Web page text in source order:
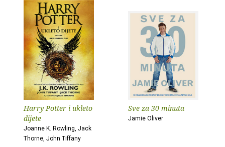
Harry Potter i ukleto
dijete
Joanne K. Rowling, Jack
Thorne, John Tiffany
Sve za 30 minuta
Jamie Oliver